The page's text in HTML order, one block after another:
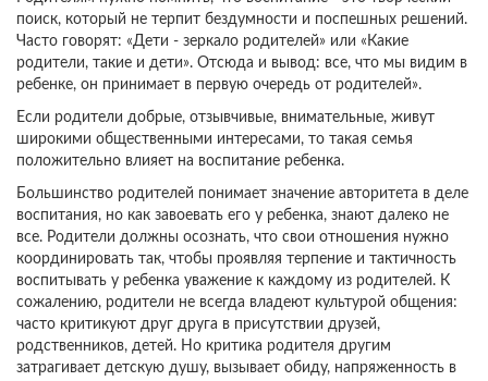
поиск, который не терпит бездумности и поспешных решений.
Часто говорят: «Дети - зеркало родителей» или «Какие
родители, такие и дети». Отсюда и вывод: все, что мы видим в
ребенке, он принимает в первую очередь от родителей».
Если родители добрые, отзывчивые, внимательные, живут
широкими общественными интересами, то такая семья
положительно влияет на воспитание ребенка.
Большинство родителей понимает значение авторитета в деле
воспитания, но как завоевать его у ребенка, знают далеко не
все. Родители должны осознать, что свои отношения нужно
координировать так, чтобы проявляя терпение и тактичность
воспитывать у ребенка уважение к каждому из родителей. К
сожалению, родители не всегда владеют культурой общения:
часто критикуют друг друга в присутствии друзей,
родственников, детей. Но критика родителя другим
затрагивает детскую душу, вызывает обиду, напряженность в